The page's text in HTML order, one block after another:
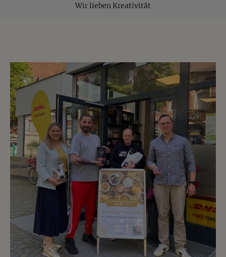
Snack für zwischendurch, als Geschenkidee oder für
Wir lieben Kreativität